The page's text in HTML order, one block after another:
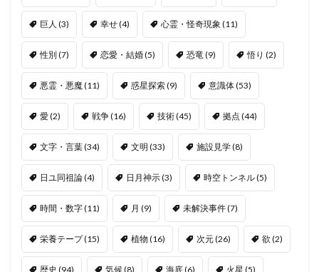
巨人 (3) 幸せ(4) 心霊・怪奇現象 (11)
性別 (7) 恋愛・結婚(5) 恐竜(9) 悟り (2)
悪霊・悪魔(11) 惑星探索(9) 意識体(53)
愛(2) 戦争(16) 技術(45) 拠点 (44)
文字・言葉(34) 文明 (33) 施設見学(8)
日ユ同祖論(4) 日月神示(3) 時空トンネル(5)
時間・数字(11) 月 (9) 未解決事件(7)
栄養テープ(15) 植物 (16) 次元(26) 欲 (2)
歴史 (94) 気候(8) 海底(6) 火星 (5)